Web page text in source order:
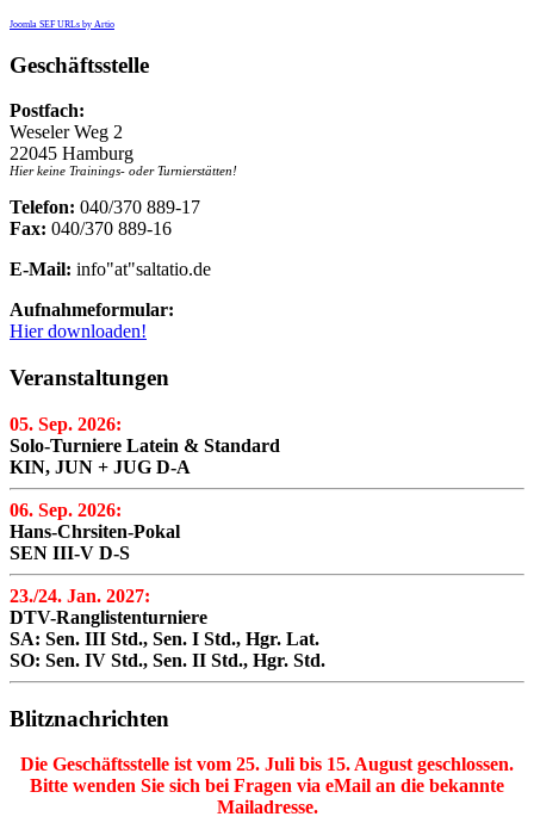
Joomla SEF URLs by Artio
Geschäftsstelle
Postfach:
Weseler Weg 2
22045 Hamburg
Hier keine Trainings- oder Turnierstätten!
Telefon: 040/370 889-17
Fax: 040/370 889-16
E-Mail: info"at"saltatio.de
Aufnahmeformular:
Hier downloaden!
Veranstaltungen
05. Sep. 2026:
Solo-Turniere Latein & Standard
KIN, JUN + JUG D-A
06. Sep. 2026:
Hans-Chrsiten-Pokal
SEN III-V D-S
23./24. Jan. 2027:
DTV-Ranglistenturniere
SA: Sen. III Std., Sen. I Std., Hgr. Lat.
SO: Sen. IV Std., Sen. II Std., Hgr. Std.
Blitznachrichten
Die Geschäftsstelle ist vom 25. Juli bis 15. August geschlossen.
Bitte wenden Sie sich bei Fragen via eMail an die bekannte
Mailadresse.